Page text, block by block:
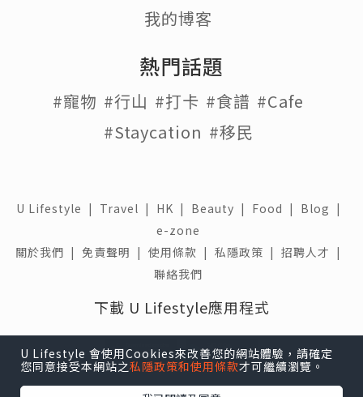
U Lifestyle 會使用Cookies來改善您的網站體驗，請確定
您同意接受本網站之私隱政策和使用條款才可繼續瀏覽。
我的博客
熱門話題
#寵物 #行山 #打卡 #食譜 #Cafe
#Staycation #移民
U Lifestyle | Travel | HK | Beauty | Food | Blog |
e-zone
關於我們 | 免責聲明 | 使用條款 | 私隱政策 | 招聘人才 |
聯絡我們
下載 U Lifestyle應用程式